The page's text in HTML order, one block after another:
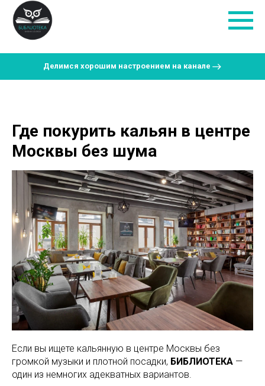
Делимся хорошим настроением на канале
Где покурить кальян в центре
Москвы без шума
Если вы ищете кальянную в центре Москвы без
громкой музыки и плотной посадки, БИБЛИОТЕКА —
один из немногих адекватных вариантов.